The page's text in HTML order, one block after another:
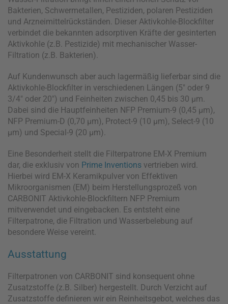
Bakterien, Schwermetallen, Pestiziden, polaren Pestiziden
und Arzneimittelrückständen. Dieser Aktivkohle-Blockfilter
verbindet die bekannten adsorptiven Kräfte der gesinterten
Aktivkohle (z.B. Pestizide) mit mechanischer Wasser-
Filtration (z.B. Bakterien).
Auf Kundenwunsch aber auch lagermäßig lieferbar sind die
Aktivkohle-Blockfilter in verschiedenen Längen (5" oder 9
3/4" oder 20") und Feinheiten zwischen 0,45 bis 30 µm.
Dabei sind die Hauptfeinheiten NFP Premium-9 (0,45 µm),
NFP Premium-D (0,70 µm), Protect-9 (10 µm), Select-9 (10
µm) und Special-9 (20 µm).
Eine Besonderheit stellt die Filterpatrone EM-X Premium
dar, die exklusiv von Prime Inventions vertrieben wird.
Hierbei wird EM-X Keramikpulver von Effektiven
Mikroorganismen (EM) beim Herstellungsprozeß von
CARBONIT Aktivkohle-Blockfiltern NFP Premium
mitverwendet und eingebacken. Es entsteht eine
Filterpatrone, die Filtration und Wasserbelebung auf
besondere Weise vereint.
Ausstattung
Filterpatronen von CARBONIT sind konsequent ohne
Zusatzstoffe (z.B. Silber) hergestellt. Durch Verzicht auf
Zusatzstoffe definieren wir ein Reinheitsgebot, welches das